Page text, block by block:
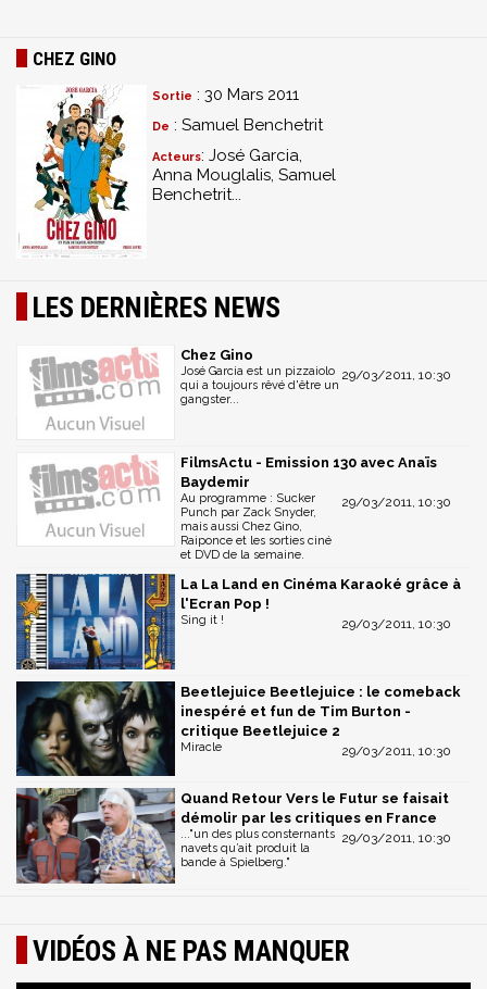
CHEZ GINO
Sortie : 30 Mars 2011
De : Samuel Benchetrit
Acteurs: José Garcia,
Anna Mouglalis, Samuel
Benchetrit...
LES DERNIÈRES NEWS
Chez Gino
29/03/2011, 10:30
José Garcia est un pizzaiolo
qui a toujours rêvé d'être un
gangster...
FilmsActu - Emission 130 avec Anaïs
Baydemir
29/03/2011, 10:30
Au programme : Sucker
Punch par Zack Snyder,
mais aussi Chez Gino,
Raiponce et les sorties ciné
et DVD de la semaine.
La La Land en Cinéma Karaoké grâce à
l'Ecran Pop !
29/03/2011, 10:30
Sing it !
Beetlejuice Beetlejuice : le comeback
inespéré et fun de Tim Burton -
critique Beetlejuice 2
29/03/2011, 10:30
Miracle
Quand Retour Vers le Futur se faisait
démolir par les critiques en France
29/03/2011, 10:30
..."un des plus consternants
navets qu’ait produit la
bande à Spielberg."
VIDÉOS À NE PAS MANQUER